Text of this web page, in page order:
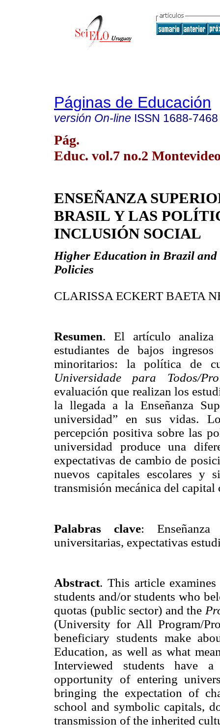
Páginas de Educación
versión On-line ISSN 1688-7468
Pág.
Educ. vol.7 no.2
ENSEÑANZA
BRASIL Y LAS
INCLUSIÓN SOCIAL
Higher Education in Brazil
Policies
CLARISSA ECKERT BAETA
Resumen. El artículo
estudiantes de bajos
minoritarios: la política de
Universidade para Todos/
evaluación que realizan los
la llegada a la Enseñanza
universidad” en sus vidas.
percepción positiva sobre las
universidad produce una
expectativas de cambio de
nuevos capitales escolares y
transmisión mecánica del capital
Palabras clave:
universitarias, expectativas
Abstract. This article
students and/or students who
quotas (public sector) and the
(University for All Program/
beneficiary students make
Education, as well as what
Interviewed students have
opportunity of entering
bringing the expectation of
school and symbolic capitals,
transmission of the inherited